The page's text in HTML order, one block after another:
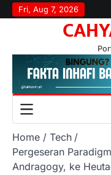
Skip
to
Fri, Aug 7, 2026
Home
Tech
Pergeseran
Andragogy, ke